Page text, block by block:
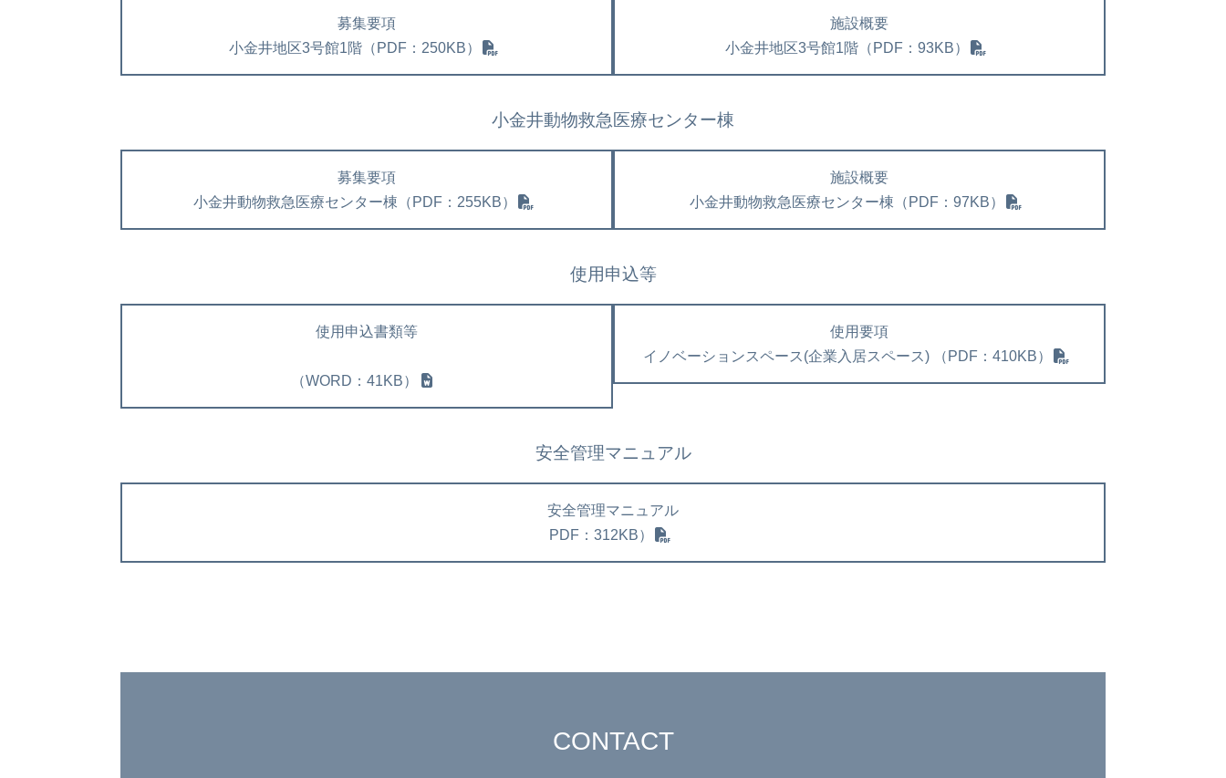
募集要項
小金井地区3号館1階（PDF：250KB）
施設概要
小金井地区3号館1階（PDF：93KB）
小金井動物救急医療センター棟
募集要項
小金井動物救急医療センター棟（PDF：255KB）
施設概要
小金井動物救急医療センター棟（PDF：97KB）
使用申込等
使用申込書類等
（WORD：41KB）
使用要項
イノベーションスペース(企業入居スペース) （PDF：410KB）
安全管理マニュアル
安全管理マニュアル
PDF：312KB）
CONTACT